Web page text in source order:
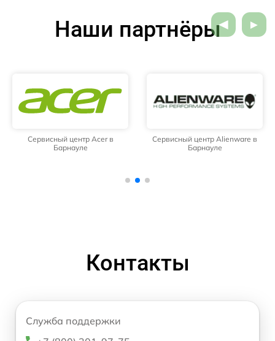
Наши партнёры
Сервисный центр Acer в
Барнауле
Сервисный центр Alienware в
Барнауле
Контакты
Служба поддержки